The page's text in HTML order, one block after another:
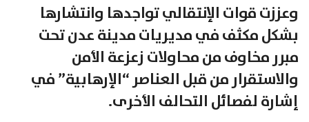
وعززت قوات الإنتقالي تواجدها وانتشارها
بشكل مكثف في مديريات مدينة عدن تحت
مبرر مخاوف من محاولات زعزعة الأمن
والاستقرار من قبل العناصر “الإرهابية” في
إشارة لفصائل التحالف الأخرى.